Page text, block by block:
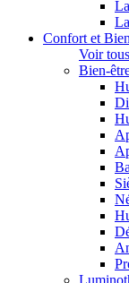
Confort et
Voir
Bien-